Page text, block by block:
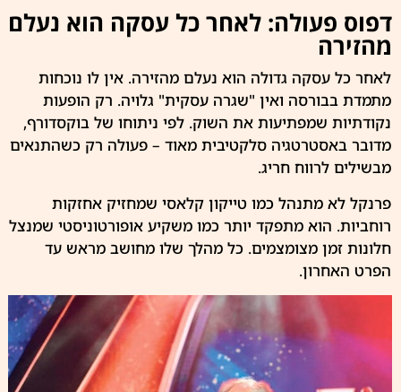
דפוס פעולה: לאחר כל עסקה הוא נעלם
מהזירה
לאחר כל עסקה גדולה הוא נעלם מהזירה. אין לו נוכחות
מתמדת בבורסה ואין "שגרה עסקית" גלויה. רק הופעות
נקודתיות שמפתיעות את השוק. לפי ניתוחו של בוקסדורף,
מדובר באסטרטגיה סלקטיבית מאוד – פעולה רק כשהתנאים
מבשילים לרווח חריג.
פרנקל לא מתנהל כמו טייקון קלאסי שמחזיק אחזקות
רוחביות. הוא מתפקד יותר כמו משקיע אופורטוניסטי שמנצל
חלונות זמן מצומצמים. כל מהלך שלו מחושב מראש עד
הפרט האחרון.